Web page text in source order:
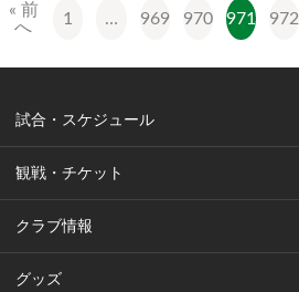
« 前
へ
1 … 969 970 971 972
試合・スケジュール
観戦・チケット
クラブ情報
グッズ